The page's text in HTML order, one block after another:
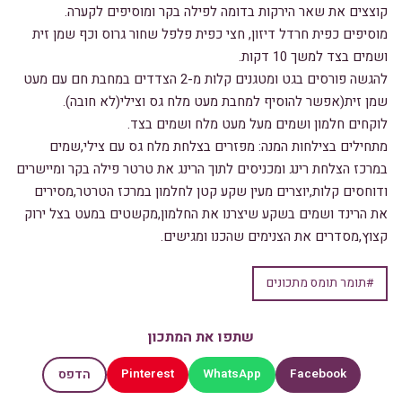
קוצצים את שאר הירקות בדומה לפילה בקר ומוסיפים לקערה.
מוסיפים כפית חרדל דיזון, חצי כפית פלפל שחור גרוס וכף שמן זית
ושמים בצד למשך 10 דקות.
להגשה פורסים בגט ומטגנים קלות מ-2 הצדדים במחבת חם עם מעט
שמן זית(אפשר להוסיף למחבת מעט מלח גס וצילי(לא חובה).
לוקחים חלמון ושמים מעל מעט מלח ושמים בצד.
מתחילים בצילחות המנה: מפזרים בצלחת מלח גס עם צילי,שמים
במרכז הצלחת רינג ומכניסים לתוך הרינג את טרטר פילה בקר ומיישרים
ודוחסים קלות,יוצרים מעין שקע קטן לחלמון במרכז הטרטר,מסירים
את הרינד ושמים בשקע שיצרנו את החלמון,מקשטים במעט בצל ירוק
קצוץ,מסדרים את הצנימים שהכנו ומגישים.
#תומר תומס מתכונים
שתפו את המתכון
Facebook
WhatsApp
Pinterest הדפס